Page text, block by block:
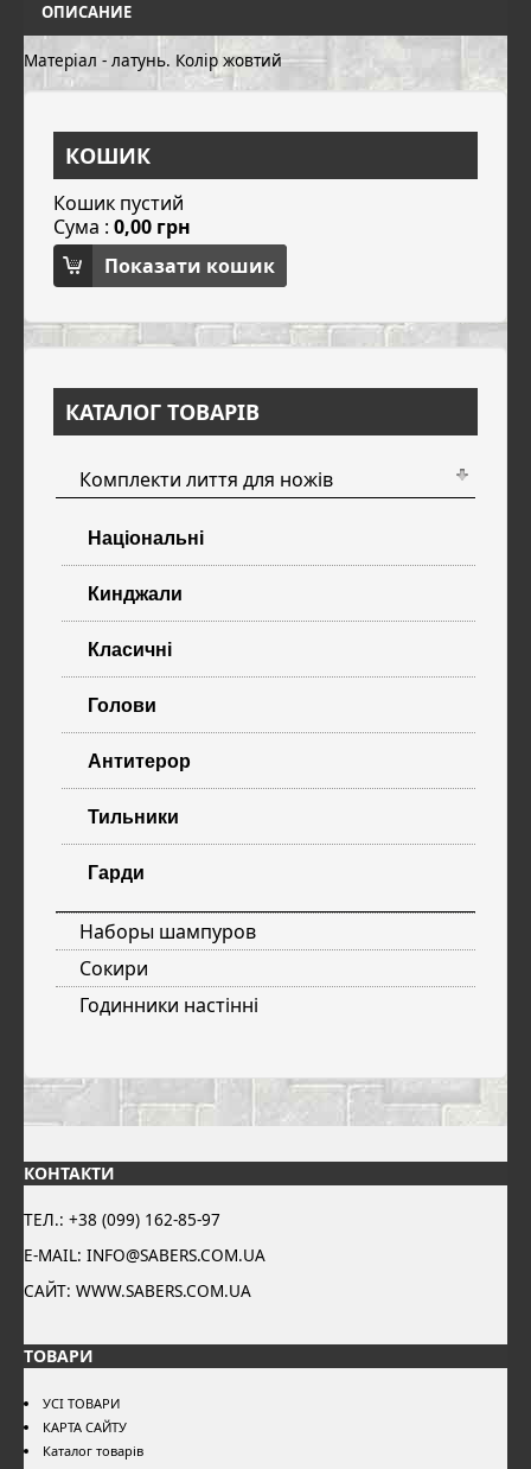
ОПИСАНИЕ
Матеріал - латунь. Колір жовтий
КОШИК
Кошик пустий
Сума : 0,00 грн
Показати кошик
КАТАЛОГ ТОВАРІВ
Комплекти лиття для ножів
Національні
Кинджали
Класичні
Голови
Антитерор
Тильники
Гарди
Наборы шампуров
Сокири
Годинники настінні
КОНТАКТИ
ТЕЛ.: +38 (099) 162-85-97
E-MAIL: INFO@SABERS.COM.UA
САЙТ: WWW.SABERS.COM.UA
ТОВАРИ
УСІ ТОВАРИ
КАРТА САЙТУ
Каталог товарів